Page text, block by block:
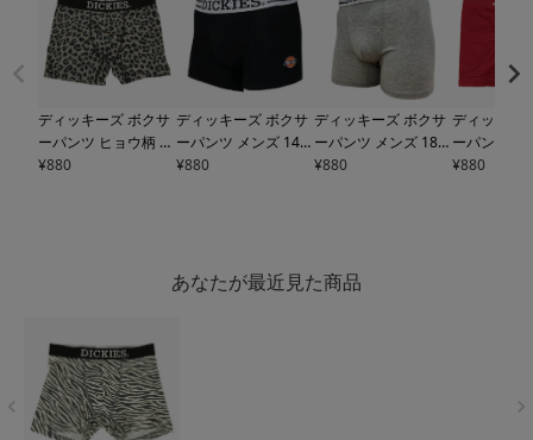
ディッキーズ ボクサ
ーパンツ ヒョウ柄 レ
オパード メンズ
¥880
ディッキーズ ボクサ
ーパンツ メンズ 146
45100 Dickies DK ST
¥880
ディッキーズ ボクサ
ーパンツ メンズ 185
95100 Dickies dk 杢
¥880
ディッキー
ーパンツ 無
81480100
¥880
あなたが最近見た商品